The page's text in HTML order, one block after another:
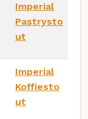
Imperial
Pastrysto
ut
Imperial
Koffiesto
ut